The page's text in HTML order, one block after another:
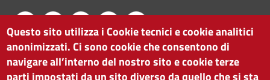
CAMERA DI COMMERCIO DI BOLZANO
via Alto Adige 60 | I-39100 Bolzano
Questo sito utilizza i Cookie tecnici e cookie analitici
anonimizzati. Ci sono cookie che consentono di
navigare all’interno del nostro sito e cookie terze
parti impostati da un sito diverso da quello che si sta